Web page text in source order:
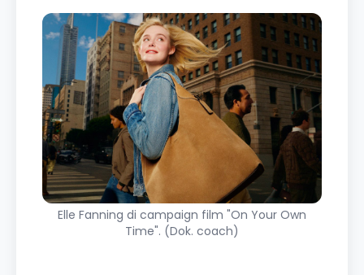
Elle Fanning di campaign film "On Your Own
Time". (Dok. coach)